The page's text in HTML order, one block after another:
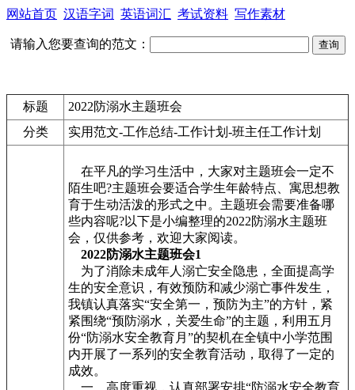
网站首页 汉语字词 英语词汇 考试资料 写作素材
请输入您要查询的范文：
标题
2022防溺水主题班会
分类
实用范文-工作总结-工作计划-班主任工作计划
在平凡的学习生活中，大家对主题班会一定不
陌生吧?主题班会要适合学生年龄特点、寓思想教
育于生动活泼的形式之中。主题班会需要准备哪
些内容呢?以下是小编整理的2022防溺水主题班
会，仅供参考，欢迎大家阅读。
2022防溺水主题班会1
为了消除未成年人溺亡安全隐患，全面提高学
生的安全意识，有效预防和减少溺亡事件发生，
我镇认真落实“安全第一，预防为主”的方针，紧
紧围绕“预防溺水，关爱生命”的主题，利用五月
份“防溺水安全教育月”的契机在全镇中小学范围
内开展了一系列的安全教育活动，取得了一定的
成效。
一、高度重视，认真部署安排“防溺水安全教育